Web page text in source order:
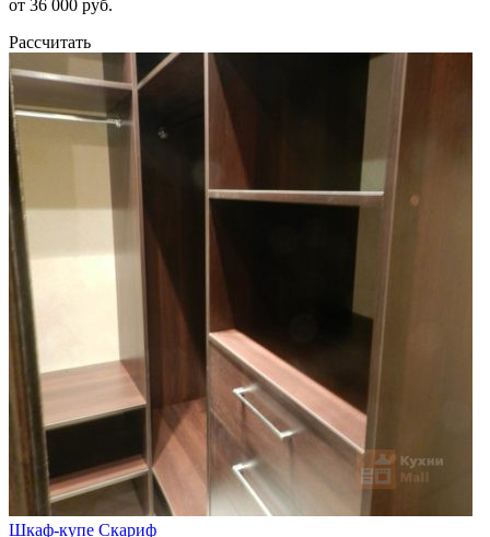
от 36 000 руб.
Рассчитать
Шкаф-купе Скариф